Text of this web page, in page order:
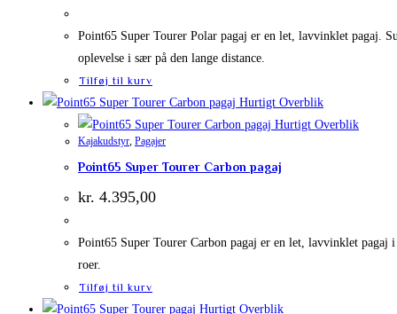
Point65 Super Tourer Polar pagaj er en let, lavvinklet pagaj.
oplevelse i sær på den lange distance.
Tilføj til kurv
Hurtigt Overblik
Hurtigt Overblik
Kajakudstyr Pagajer
Point65 Super Tourer Carbon pagaj
kr. 4.395,00
Point65 Super Tourer Carbon pagaj er en let, lavvinklet
roer.
Tilføj til kurv
Hurtigt Overblik